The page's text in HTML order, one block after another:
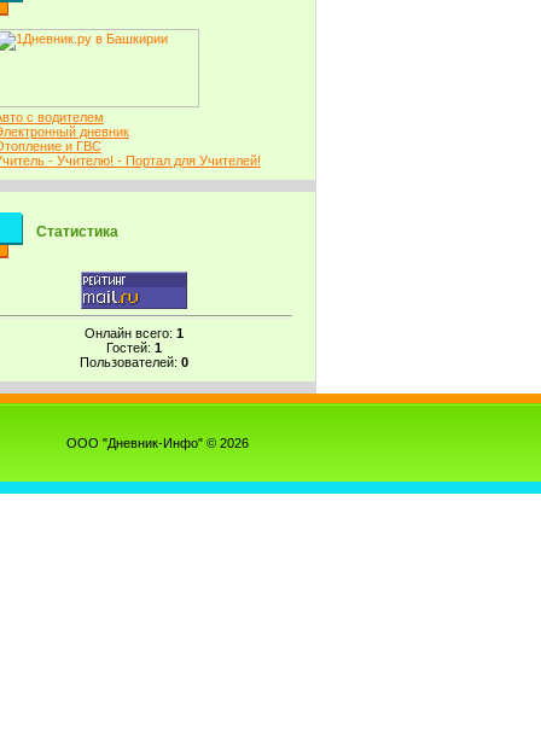
с водителем
дневник
и ГВС
- Учителю! - Портал для Учителей!
Статистика
Онлайн всего: 1
Гостей: 1
Пользователей: 0
ООО "Дневник-Инфо" © 2026